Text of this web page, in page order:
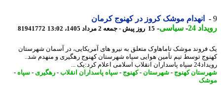
انهدام موشک کروز در کهنوج کرمان
24
-سیاسی-15 روز پیش - جمعه 2 مرداد 1405، 13:02 81941772
موشک تاماهاوک متعلق به نیرو های آمریکایی، در آسمان شهرستان
توسط تیم تأمین هوایی سپاه شهرستان کهنوج رهگیری و منهدم شد..
اسلامی اعلام کرد:یک ...
کهنوج-شهرستان-کهنوج-سپاه پاسداران انقلاب-رهگیری- سپاه-